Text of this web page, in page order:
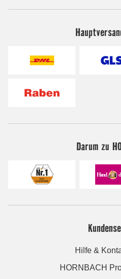
Darum zu
Hilfe &
HORNBACH